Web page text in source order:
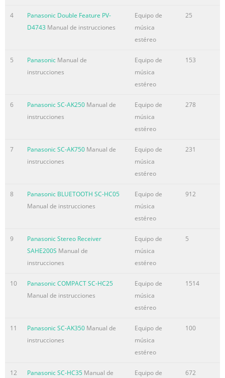
4
Panasonic Double Feature PV-
D4743 Manual de instrucciones
Equipo de
música
estéreo
25
5 Panasonic Manual de
instrucciones
Equipo de
música
estéreo
153
6 Panasonic SC-AK250 Manual de
instrucciones
Equipo de
música
estéreo
278
7 Panasonic SC-AK750 Manual de
instrucciones
Equipo de
música
estéreo
231
8
Panasonic BLUETOOTH SC-HC05
Manual de instrucciones
Equipo de
música
estéreo
912
9
Panasonic Stereo Receiver
SAHE200S Manual de
instrucciones
Equipo de
música
estéreo
5
10
Panasonic COMPACT SC-HC25
Manual de instrucciones
Equipo de
música
estéreo
1514
11 Panasonic SC-AK350 Manual de
instrucciones
Equipo de
música
estéreo
100
12 Panasonic SC-HC35 Manual de
Equipo de
672